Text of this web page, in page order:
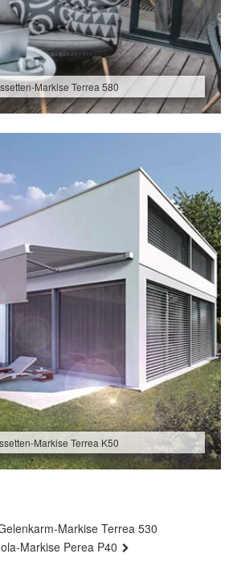
Markise Terrea 580
Markise Terrea K50
Markise Terrea 530
Markise Perea P40